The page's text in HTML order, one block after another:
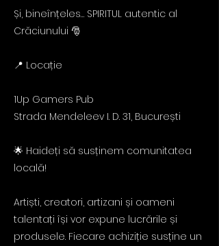
Și, bineînțeles… SPIRITUL autentic al
Crăciunului 🎅
📍 Locație
1Up Gamers Pub
Strada Mendeleev I. D. 31, București
🌟 Haideți să susținem comunitatea
locală!
Artiști, creatori, artizani și oameni
talentați își vor expune lucrările și
produsele. Fiecare achiziție susține un